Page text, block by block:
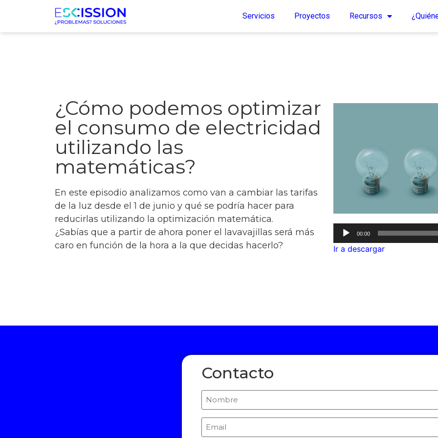
Servicios Proyectos Recursos
¿Cómo podemos optimizar
el consumo de electricidad
utilizando las
matemáticas?
En este episodio analizamos como van a cambiar las tarifas
de la luz desde el 1 de junio y qué se podría hacer para
reducirlas utilizando la optimización matemática.
¿Sabías que a partir de ahora poner el lavavajillas será más
caro en función de la hora a la que decidas hacerlo?
Audio
Player
00:00
Ir a descargar
Contacto
Nombre
Email
(Required)